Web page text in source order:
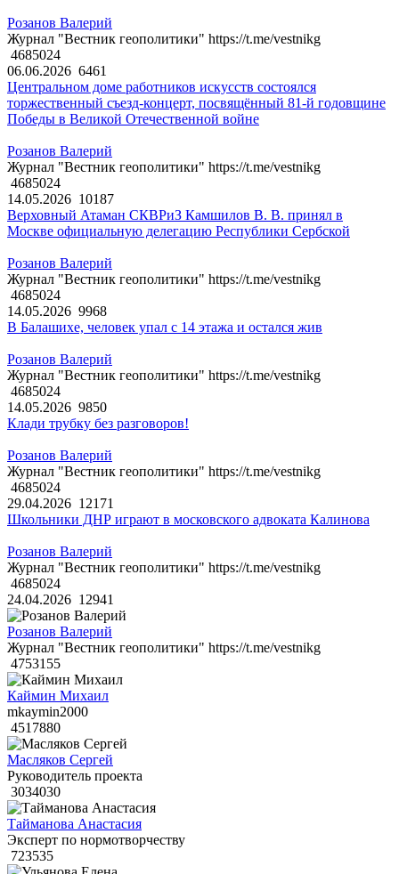
Розанов Валерий
Журнал "Вестник геополитики" https://t.me/vestnikg
4685024
06.06.2026 6461
Центральном доме работников искусств состоялся
торжественный съезд-концерт, посвящённый 81-й годовщине
Победы в Великой Отечественной войне
Розанов Валерий
Журнал "Вестник геополитики" https://t.me/vestnikg
4685024
14.05.2026 10187
Верховный Атаман СКВРиЗ Камшилов В. В. принял в
Москве официальную делегацию Республики Сербской
Розанов Валерий
Журнал "Вестник геополитики" https://t.me/vestnikg
4685024
14.05.2026 9968
В Балашихе, человек упал с 14 этажа и остался жив
Розанов Валерий
Журнал "Вестник геополитики" https://t.me/vestnikg
4685024
14.05.2026 9850
Клади трубку без разговоров!
Розанов Валерий
Журнал "Вестник геополитики" https://t.me/vestnikg
4685024
29.04.2026 12171
Школьники ДНР играют в московского адвоката Калинова
Розанов Валерий
Журнал "Вестник геополитики" https://t.me/vestnikg
4685024
24.04.2026 12941
Розанов Валерий
Журнал "Вестник геополитики" https://t.me/vestnikg
4753155
Каймин Михаил
mkaymin2000
4517880
Масляков Сергей
Руководитель проекта
3034030
Тайманова Анастасия
Эксперт по нормотворчеству
723535